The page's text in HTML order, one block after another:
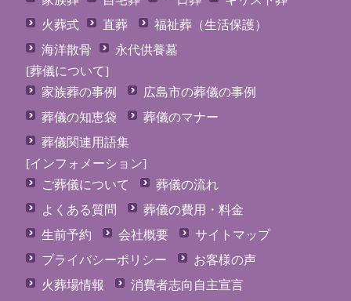
火葬式
直葬
福祉葬（生活保護）
海洋散骨
永代供養墓
[葬儀について]
家族葬の事例
広島市の葬儀の事例
葬儀の知恵袋
葬儀のマナー
葬儀関連用語集
[インフォメーション]
ご葬儀について
葬儀の流れ
よくある質問
葬儀の費用・料金
生前予約
会社概要
サイトマップ
プライバシーポリシー
お客様の声
火葬場情報
消費者志向自主宣言